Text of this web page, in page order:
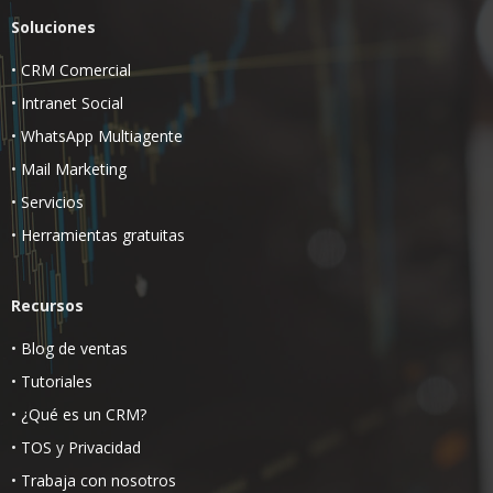
Soluciones
• CRM Comercial
• Intranet Social
• WhatsApp Multiagente
• Mail Marketing
• Servicios
• Herramientas gratuitas
Recursos
• Blog de ventas
• Tutoriales
• ¿Qué es un CRM?
• TOS y Privacidad
• Trabaja con nosotros